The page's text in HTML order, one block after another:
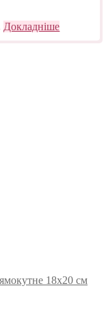
Докладніше
18х20 см